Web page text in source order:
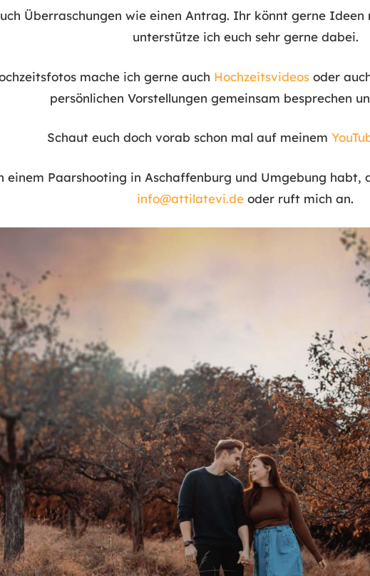
Überraschungen wie einen Antrag. Ihr könnt gerne
unterstütze ich euch sehr gerne dabei.
mache ich gerne auch Hochzeitsvideosoder
persönlichen Vorstellungen gemeinsam besprechen
Schaut euch doch vorab schon mal auf meinem
einem Paarshooting in Aschaffenburg und Umgebung habt,
info@attilatevi.de oder ruft mich an.